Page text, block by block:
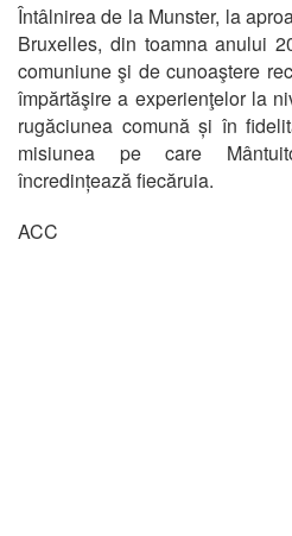
Întâlnirea de la Munster, la
Bruxelles, din toamna anului
comuniune şi de cunoaştere
împărtăşire a experienţelor la
rugăciunea comună și în
misiunea pe care
încredințează fiecăruia.
ACC